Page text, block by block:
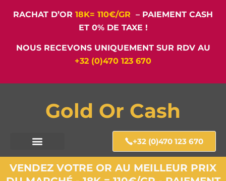
RACHAT D’OR 18K= 110€/GR – PAIEMENT CASH
ET 0% DE TAXE !
NOUS RECEVONS UNIQUEMENT SUR RDV AU
+32 (0)470 123 670
Gold Or Cash
+32 (0)470 123 670
VENDEZ VOTRE OR AU MEILLEUR PRIX